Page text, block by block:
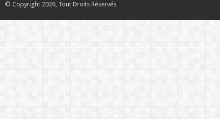
© Copyright 2026, Tout Droits Réservés